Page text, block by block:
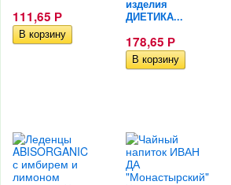
111,65 Р
изделия
ДИЕТИКА...
178,65 Р